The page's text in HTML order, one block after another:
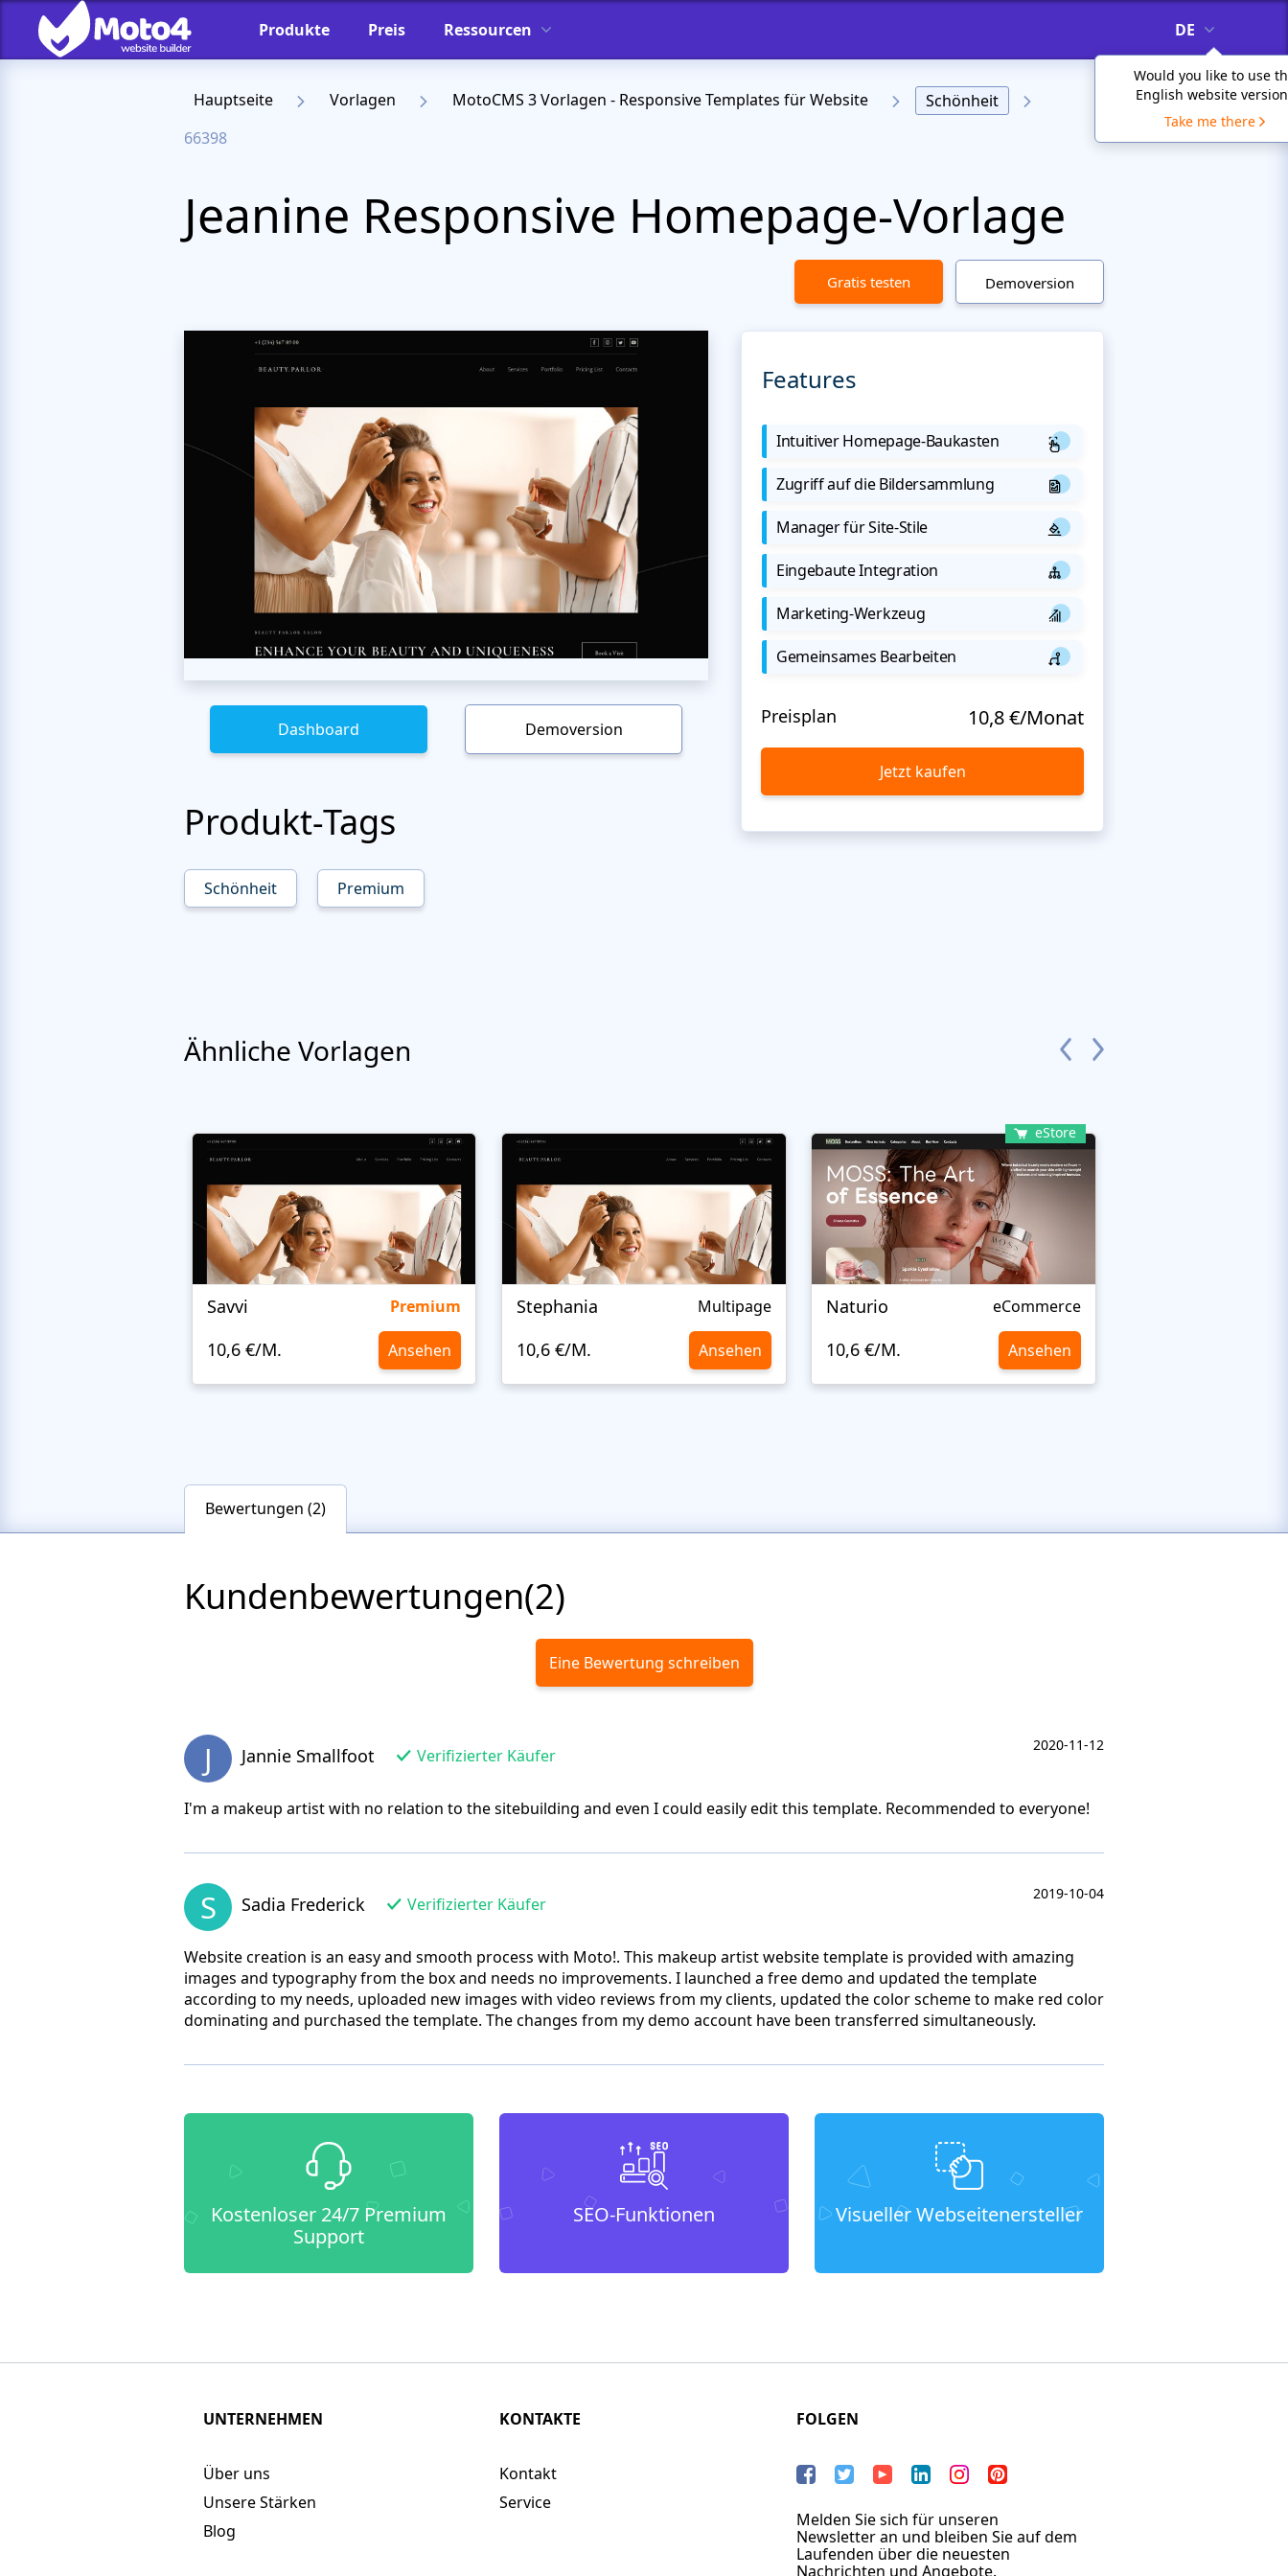
Produkte Preis Ressourcen DE
Would you like to use
English website
Take me there
Hauptseite Vorlagen MotoCMS 3 Vorlagen - Responsive Templates für Website
Schönheit
66398
Jeanine Responsive Homepage-Vorlage
Gratis testen Demoversion
Dashboard Demoversion
Produkt-Tags
Schönheit Premium
Features
Intuitiver Homepage-Baukasten
Zugriff auf die Bildersammlung
Manager für Site-Stile
Eingebaute Integration
Marketing-Werkzeug
Gemeinsames Bearbeiten
Preisplan 10,8 €/Monat
Jetzt kaufen
Ähnliche Vorlagen
Savvi Premium
10,6 €/M. Ansehen
Stephania Multipage
10,6 €/M. Ansehen
eStore
Naturio eCommerce
10,6 €/M. Ansehen
Bewertungen (2)
Kundenbewertungen(2)
Eine Bewertung schreiben
J Jannie Smallfoot Verifizierter Käufer
2020-11-12
I'm a makeup artist with no relation to the sitebuilding and even I could easily edit this template. Recommended to everyone!
S Sadia Frederick Verifizierter Käufer
2019-10-04
Website creation is an easy and smooth process with Moto!. This makeup artist website template is provided with amazing
images and typography from the box and needs no improvements. I launched a free demo and updated the template
according to my needs, uploaded new images with video reviews from my clients, updated the color scheme to make red color
dominating and purchased the template. The changes from my demo account have been transferred simultaneously.
Kostenloser 24/7 Premium
Support
SEO-Funktionen Visueller Webseitenersteller
UNTERNEHMEN
Über uns
Unsere Stärken
Blog
KONTAKTE
Kontakt
Service
FOLGEN
Melden Sie sich für unseren
Newsletter an und bleiben Sie auf dem
Laufenden über die neuesten
Nachrichten und Angebote.